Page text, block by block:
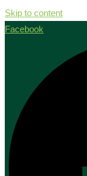
Skip to content
Facebook